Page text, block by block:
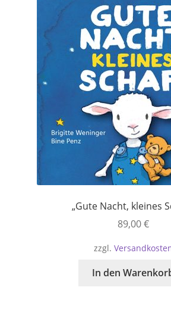
„Gute Nacht, kleines
89,00€
zzgl.
In den